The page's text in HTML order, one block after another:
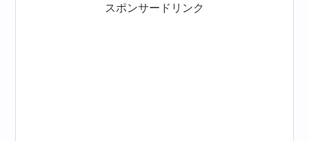
スポンサードリンク